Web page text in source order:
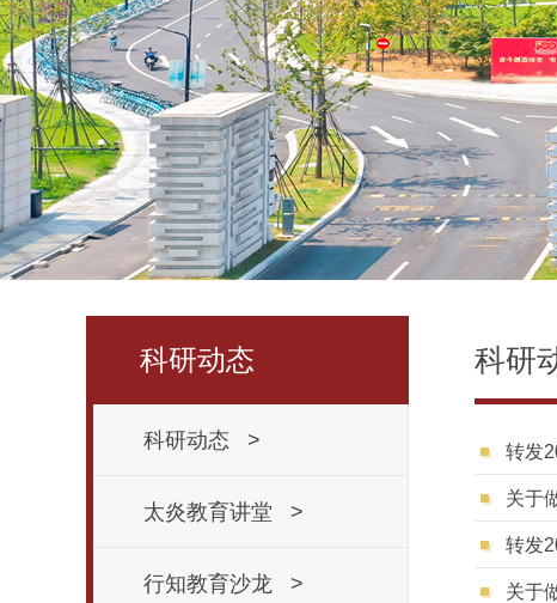
科研动态
科研动态 >
太炎教育讲堂 >
行知教育沙龙 >
科研
转发
关于
转发
关于